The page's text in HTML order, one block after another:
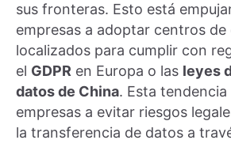
sus fronteras. Esto está
empresas a adoptar centros de
localizados para cumplir con
el GDPR en Europa o las leyes
datos de China. Esta tendencia
empresas a evitar riesgos
la transferencia de datos a